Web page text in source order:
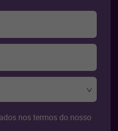
nos termos do nosso